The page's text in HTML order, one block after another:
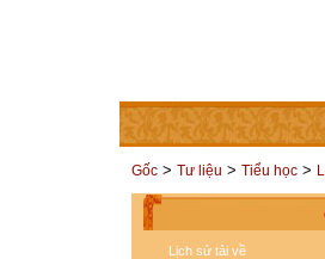
TRANG CHỦ THÀNH
Gốc > Tư liệu > Tiểu học >
Lịch sử tải về